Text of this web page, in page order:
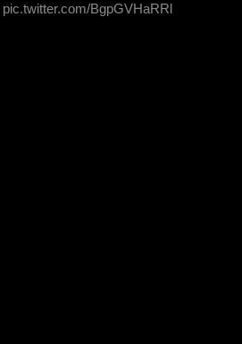
pic.twitter.com/BgpGVHaRRl